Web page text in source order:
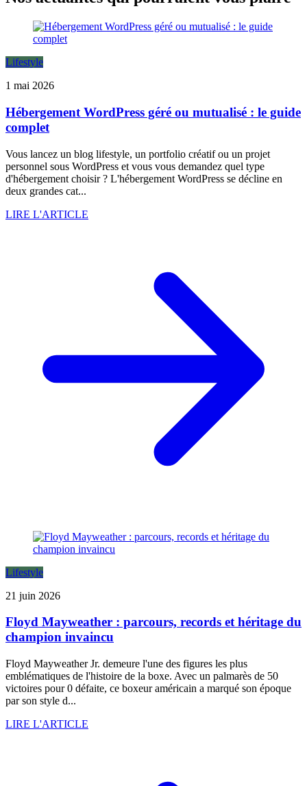
Lifestyle
1 mai 2026
Hébergement WordPress géré ou mutualisé : le guide
complet
Vous lancez un blog lifestyle, un portfolio créatif ou un projet
personnel sous WordPress et vous vous demandez quel type
d'hébergement choisir ? L'hébergement WordPress se décline en
deux grandes cat...
LIRE L'ARTICLE
Lifestyle
21 juin 2026
Floyd Mayweather : parcours, records et héritage du
champion invaincu
Floyd Mayweather Jr. demeure l'une des figures les plus
emblématiques de l'histoire de la boxe. Avec un palmarès de 50
victoires pour 0 défaite, ce boxeur américain a marqué son époque
par son style d...
LIRE L'ARTICLE